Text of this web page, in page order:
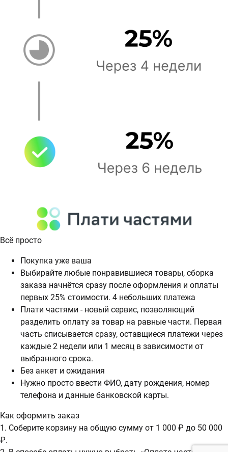
Всё просто
Покупка уже ваша
Выбирайте любые понравившиеся товары, сборка
заказа начнётся сразу после оформления и оплаты
первых 25% стоимости. 4 небольших платежа
Плати частями - новый сервис, позволяющий
разделить оплату за товар на равные части. Первая
часть списывается сразу, оставщиеся платежи через
каждые 2 недели или 1 месяц в зависимости от
выбранного срока.
Без анкет и ожидания
Нужно просто ввести ФИО, дату рождения, номер
телефона и данные банковской карты.
Как оформить заказ
1. Соберите корзину на общую сумму от 1 000 ₽ до 50 000
₽.